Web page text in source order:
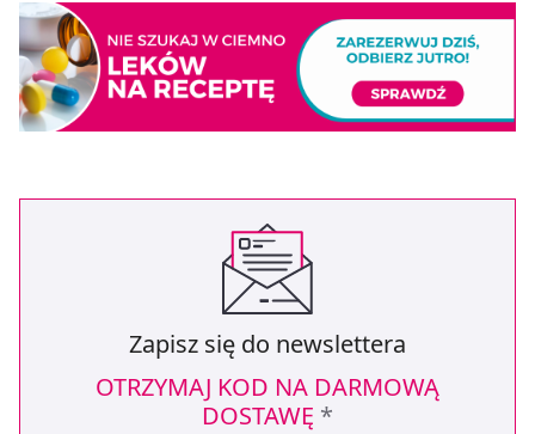
Zapisz się do newslettera
OTRZYMAJ KOD NA DARMOWĄ
DOSTAWĘ *